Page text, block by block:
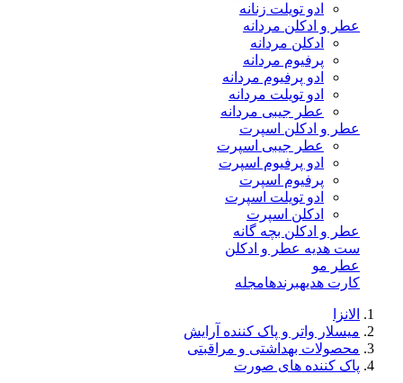
ادو تویلت زنانه
عطر و ادکلن مردانه
ادکلن مردانه
پرفیوم مردانه
ادو پرفیوم مردانه
ادو تویلت مردانه
عطر جیبی مردانه
عطر و ادکلن اسپرت
عطر جیبی اسپرت
ادو پرفیوم اسپرت
پرفیوم اسپرت
ادو تویلت اسپرت
ادکلن اسپرت
عطر و ادکلن بچه گانه
ست هدیه عطر و ادکلن
عطر مو
کارت هدیهبرندهامجله
الانزا
میسلار واتر و پاک کننده آرایش
محصولات بهداشتی و مراقبتی
پاک کننده های صورت